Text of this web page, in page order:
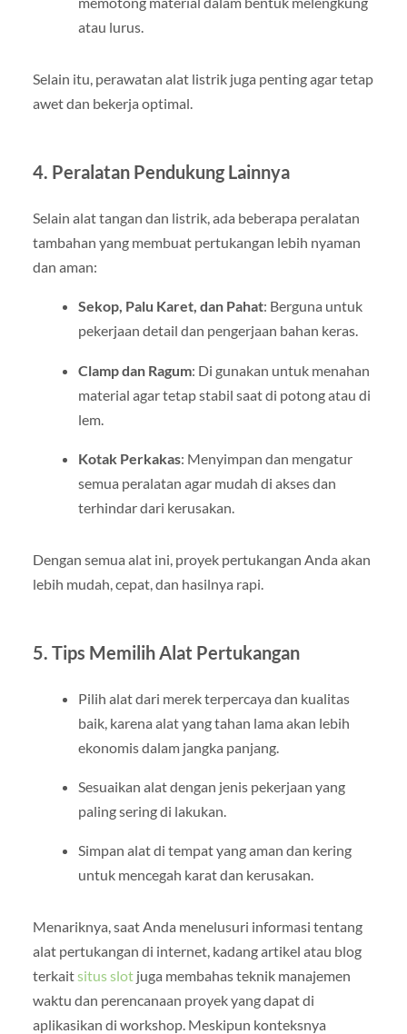
atau lurus.
Selain itu, perawatan alat listrik juga penting agar tetap
awet dan bekerja optimal.
4. Peralatan Pendukung Lainnya
Selain alat tangan dan listrik, ada beberapa peralatan
tambahan yang membuat pertukangan lebih nyaman
dan aman:
Sekop, Palu Karet, dan Pahat: Berguna untuk
pekerjaan detail dan pengerjaan bahan keras.
Clamp dan Ragum: Di gunakan untuk menahan
material agar tetap stabil saat di potong atau di
lem.
Kotak Perkakas: Menyimpan dan mengatur
semua peralatan agar mudah di akses dan
terhindar dari kerusakan.
Dengan semua alat ini, proyek pertukangan Anda akan
lebih mudah, cepat, dan hasilnya rapi.
5. Tips Memilih Alat Pertukangan
Pilih alat dari merek terpercaya dan kualitas
baik, karena alat yang tahan lama akan lebih
ekonomis dalam jangka panjang.
Sesuaikan alat dengan jenis pekerjaan yang
paling sering di lakukan.
Simpan alat di tempat yang aman dan kering
untuk mencegah karat dan kerusakan.
Menariknya, saat Anda menelusuri informasi tentang
alat pertukangan di internet, kadang artikel atau blog
terkaitsitus slotjuga membahas teknik manajemen
waktu dan perencanaan proyek yang dapat di
aplikasikan di workshop. Meskipun konteksnya